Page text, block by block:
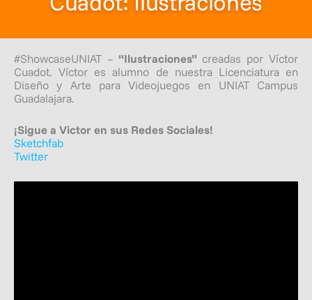
#ShowcaseUNIAT – “Ilustraciones”creadas por Víctor
Cuadot. Víctor es alumno de nuestra Licenciatura en
Diseño y Arte para Videojuegos en UNIAT Campus
Guadalajara.
¡Sigue a Victor en sus Redes Sociales!
Sketchfab
Twitter